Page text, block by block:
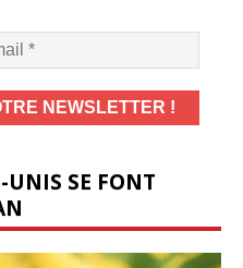
UNIS SE FONT